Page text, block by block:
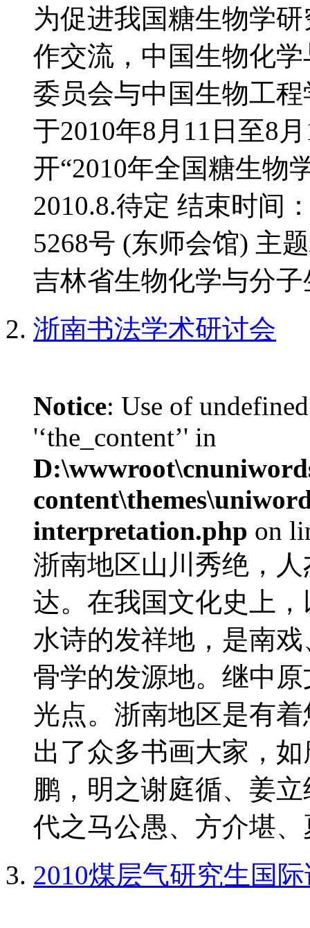
为促进我国糖生物学
作交流，中国生物化
委员会与中国生物工
于2010年8月11日至8
开“2010年全国糖生物
2010.8.待定 结束时间
5268号 (东师会馆) 主
吉林省生物化学与分
浙南书法学术研讨会
Notice: Use of
'‘the_content’' in
interpretation.php on
浙南地区山川秀绝，
达。在我国文化史上
水诗的发祥地，是南
骨学的发源地。继中
光点。浙南地区是有
出了众多书画大家，
鹏，明之谢庭循、姜
代之马公愚、方介堪
2010煤层气研究生国